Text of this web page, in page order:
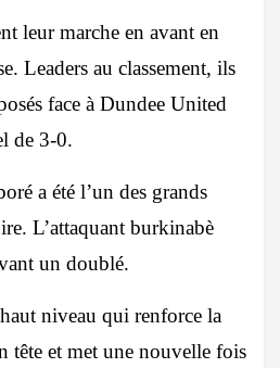
leur marche en avant en
Leaders au classement, ils
face à Dundee United
de 3-0.
a été l’un des grands
L’attaquant burkinabè
un doublé.
niveau qui renforce la
tête et met une nouvelle fois